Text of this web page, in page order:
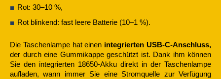
Rot: 30–10 %,
Rot blinkend: fast leere Batterie (10–1 %).
Die Taschenlampe hat einen integrierten USB-C-Anschluss,
der durch eine Gummikappe geschützt ist. Dank ihm können
Sie den integrierten 18650-Akku direkt in der Taschenlampe
aufladen, wann immer Sie eine Stromquelle zur Verfügung